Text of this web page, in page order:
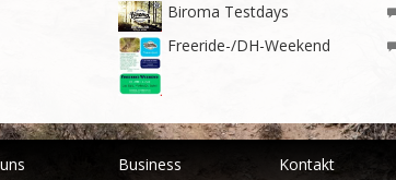
Biroma Testdays
Freeride-/DH-Weekend
Business Kontakt